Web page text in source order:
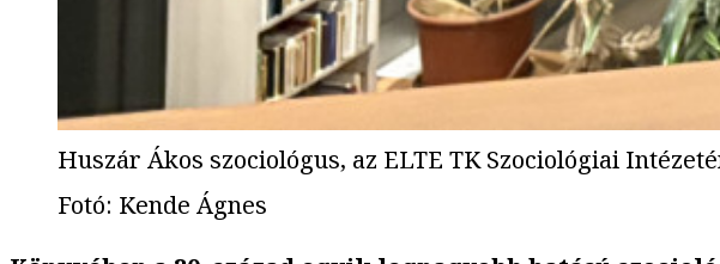
Huszár Ákos szociológus, az ELTE TK Szociológiai
Fotó: Kende Ágnes